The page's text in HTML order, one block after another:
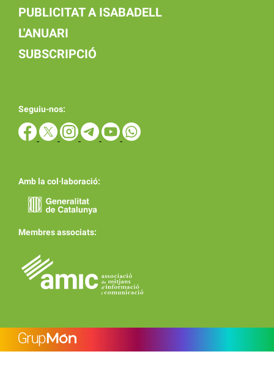
PUBLICITAT A ISABADELL
L'ANUARI
SUBSCRIPCIÓ
Seguiu-nos:
Amb la col·laboració:
Membres associats: